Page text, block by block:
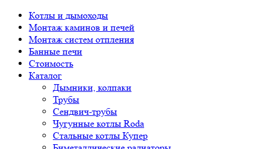
Котлы и дымоходы
Монтаж каминов и печей
Монтаж систем отпления
Банные печи
Стоимость
Каталог
Дымники, колпаки
Трубы
Сендвич-трубы
Чугунные котлы Roda
Стальные котлы Купер